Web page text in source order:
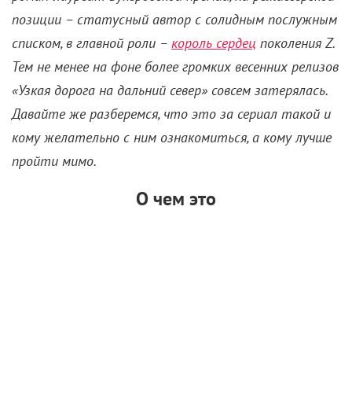
позиции – статусный автор с солидным послужным
списком, в главной роли – король сердец поколения Z.
Тем не менее на фоне более громких весенних релизов
«Узкая дорога на дальний север» совсем затерялась.
Давайте же разберемся, что это за сериал такой и
кому желательно с ним ознакомиться, а кому лучше
пройти мимо.
О чем это